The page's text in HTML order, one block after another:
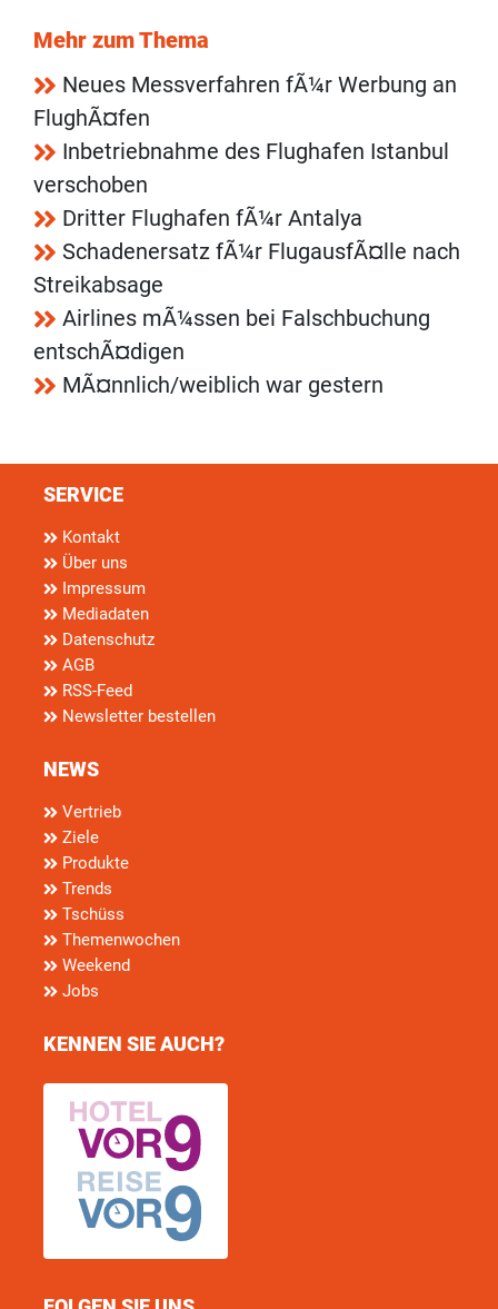
Mehr zum Thema
Neues Messverfahren fÃ¼r Werbung an
FlughÃ¤fen
Inbetriebnahme des Flughafen Istanbul
verschoben
Dritter Flughafen fÃ¼r Antalya
Schadenersatz fÃ¼r FlugausfÃ¤lle nach
Streikabsage
Airlines mÃ¼ssen bei Falschbuchung
entschÃ¤digen
MÃ¤nnlich/weiblich war gestern
SERVICE
Kontakt
Über uns
Impressum
Mediadaten
Datenschutz
AGB
RSS-Feed
Newsletter bestellen
NEWS
Vertrieb
Ziele
Produkte
Trends
Tschüss
Themenwochen
Weekend
Jobs
KENNEN SIE AUCH?